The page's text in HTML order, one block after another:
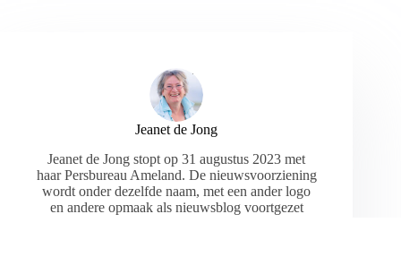
Jeanet de Jong
Jeanet de Jong stopt op 31 augustus 2023 met
haar Persbureau Ameland. De nieuwsvoorziening
wordt onder dezelfde naam, met een ander logo
en andere opmaak als nieuwsblog voortgezet